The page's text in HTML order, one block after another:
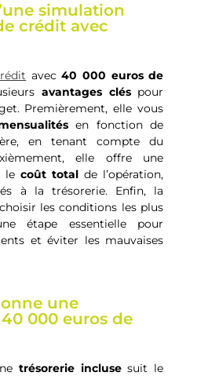
simulation
crédit avec
avec40 000 euros de
avantages cléspour
Premièrement, elle vous
en fonction de
en tenant compte du
elle offre une
lecoût total de l’opération,
à la trésorerie. Enfin, la
les conditions les plus
étape essentielle pour
et éviter les mauvaises
une
000 euros de
trésorerie inclusesuit le